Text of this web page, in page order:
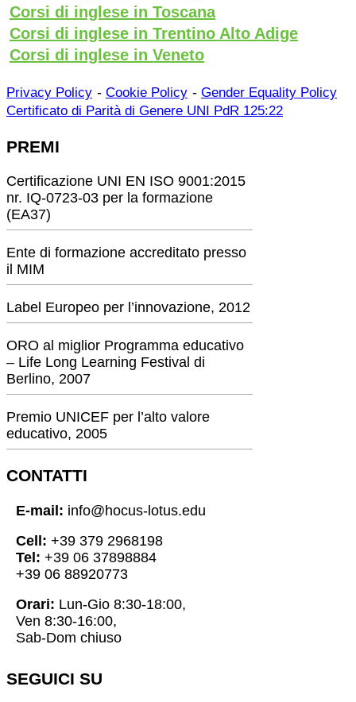
Corsi di inglese in Toscana
Corsi di inglese in Trentino Alto Adige
Corsi di inglese in Veneto
Privacy Policy - Cookie Policy - Gender Equality Policy
Certificato di Parità di Genere UNI PdR 125:22
PREMI
Certificazione UNI EN ISO 9001:2015
nr. IQ-0723-03 per la formazione
(EA37)
Ente di formazione accreditato presso
il MIM
Label Europeo per l’innovazione, 2012
ORO al miglior Programma educativo
– Life Long Learning Festival di
Berlino, 2007
Premio UNICEF per l’alto valore
educativo, 2005
CONTATTI
E-mail: info@hocus-lotus.edu
Cell: +39 379 2968198
Tel: +39 06 37898884
+39 06 88920773
Orari: Lun-Gio 8:30-18:00,
Ven 8:30-16:00,
Sab-Dom chiuso
SEGUICI SU